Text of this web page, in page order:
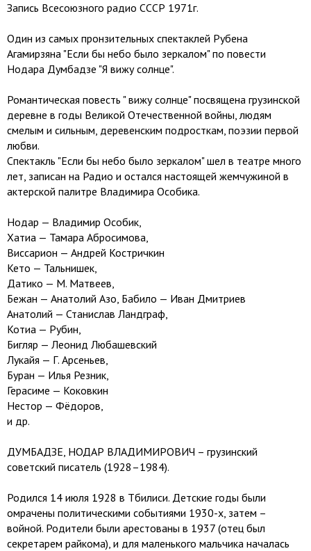
Запись Всесоюзного радио СССР 1971г.
Один из самых пронзительных спектаклей Рубена
Агамирзяна "Если бы небо было зеркалом" по повести
Нодара Думбадзе "Я вижу солнце".
Романтическая повесть " вижу солнце" посвящена грузинской
деревне в годы Великой Отечественной войны, людям
смелым и сильным, деревенским подросткам, поэзии первой
любви.
Спектакль "Если бы небо было зеркалом" шел в театре много
лет, записан на Радио и остался настоящей жемчужиной в
актерской палитре Владимира Особика.
Нодар — Владимир Особик,
Хатиа — Тамара Абросимова,
Виссарион — Андрей Костричкин
Кето — Тальнишек,
Датико — М. Матвеев,
Бежан — Анатолий Азо, Бабило — Иван Дмитриев
Анатолий — Станислав Ландграф,
Котиа — Рубин,
Бигляр — Леонид Любашевский
Лукайя — Г. Арсеньев,
Буран — Илья Резник,
Герасиме — Коковкин
Нестор — Фёдоров,
и др.
ДУМБАДЗЕ, НОДАР ВЛАДИМИРОВИЧ – грузинский
советский писатель (1928–1984).
Родился 14 июля 1928 в Тбилиси. Детские годы были
омрачены политическими событиями 1930-х, затем –
войной. Родители были арестованы в 1937 (отец был
секретарем райкома), и для маленького мальчика началась